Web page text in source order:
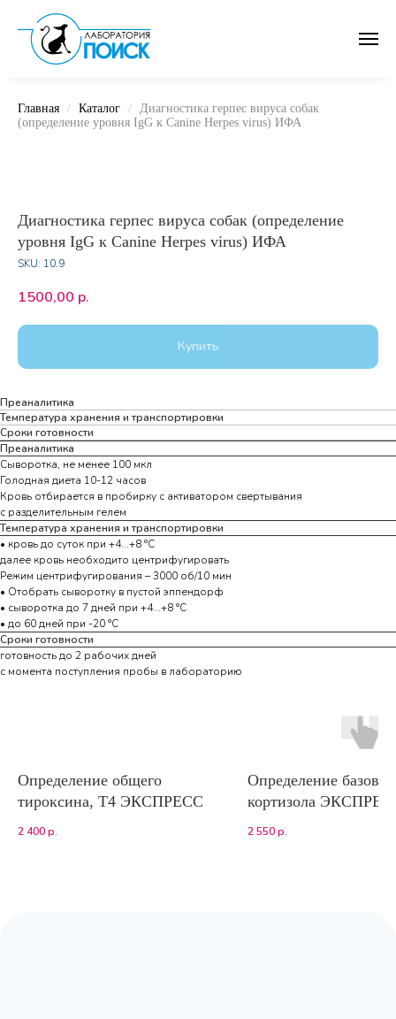
Главная Каталог
Диагностика герпес вируса собак
(определение уровня IgG к Canine Herpes virus) ИФА
Диагностика герпес вируса собак (определение
уровня IgG к Canine Herpes virus) ИФА
SKU: 10.9
1500,00 р.
Купить
Преаналитика
Температура хранения и транспортировки
Сроки готовности
Преаналитика
Сыворотка, не менее 100 мкл
Голодная диета 10-12 часов
Кровь отбирается в пробирку с активатором свертывания
с разделительным гелем
Температура хранения и транспортировки
• кровь до суток при +4...+8 °С
далее кровь необходито центрифугировать
Режим центрифугирования – 3000 об/10 мин
• Отобрать сыворотку в пустой эппендорф
• сыворотка до 7 дней при +4...+8 °С
• до 60 дней при -20 °С
Сроки готовности
готовность до 2 рабочих дней
с момента поступления пробы в лабораторию
Определение общего
тироксина, Т4 ЭКСПРЕСС
2 400р.
Определение
кортизола
2 550р.